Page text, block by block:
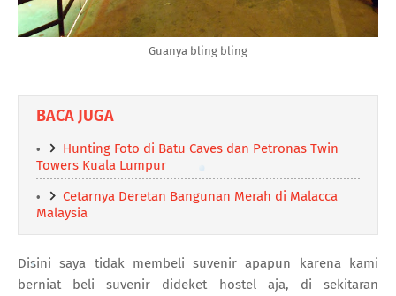
Guanya bling bling
BACA JUGA
Hunting Foto di Batu Caves dan Petronas Twin
Towers Kuala Lumpur
Cetarnya Deretan Bangunan Merah di Malacca
Malaysia
Disini saya tidak membeli suvenir apapun karena kami
berniat beli suvenir dideket hostel aja, di sekitaran